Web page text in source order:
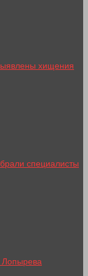
хищения
специалисты
Лопырева